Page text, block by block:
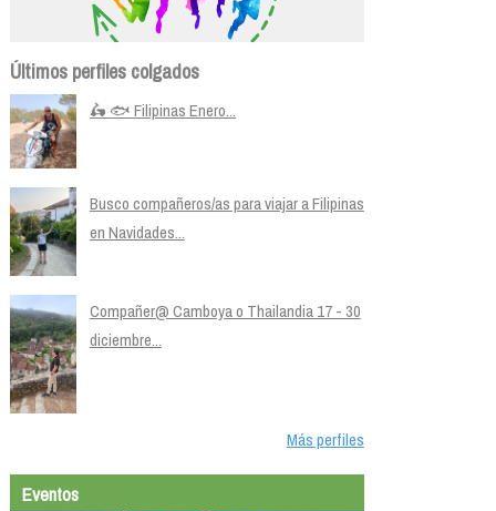
Últimos perfiles colgados
🛵 🐟 Filipinas Enero...
Busco compañeros/as para viajar a Filipinas
en Navidades...
Compañer@ Camboya o Thailandia 17 - 30
diciembre...
Más perfiles
Eventos